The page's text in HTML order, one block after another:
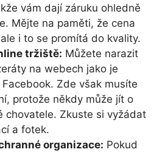
vám dají záruku ohledně
Mějte na paměti, že cena
i to se promítá do kvality.
tržiště: Můžete narazit
na webech jako je
Zde však musíte
protože někdy může jít o
chovatele. Zkuste si vyžádat
a fotek.
organizace: Pokud